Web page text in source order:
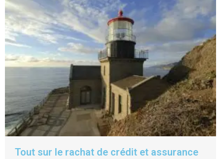
Tout sur le rachat de crédit et assurance